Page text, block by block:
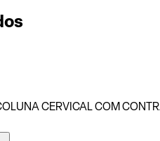
CERVICAL COM